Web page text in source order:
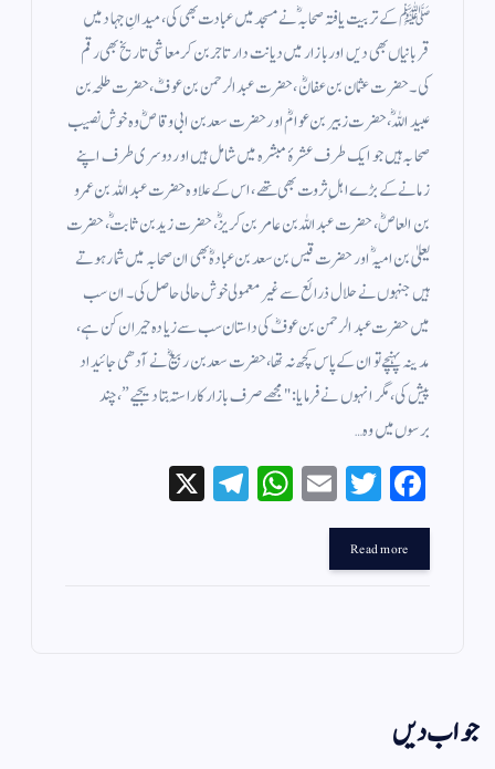
ﷺ کے تربیت یافتہ صحابہؓ نے مسجد میں عبادت بھی کی، میدانِ جہاد میں
قربانیاں بھی دیں اور بازار میں دیانت دار تاجر بن کر معاشی تاریخ بھی رقم
کی۔ حضرت عثمان بن عفانؓ، حضرت عبدالرحمن بن عوفؓ، حضرت طلحہ بن
عبیداللہؓ، حضرت زبیر بن عوامؓ اور حضرت سعد بن ابی وقاصؓ وہ خوش نصیب
صحابہ ہیں جو ایک طرف عشرۂ مبشرہ میں شامل ہیں اور دوسری طرف اپنے
زمانے کے بڑے اہلِ ثروت بھی تھے، اس کے علاوہ حضرت عبداللہ بن عمرو
بن العاصؓ، حضرت عبداللہ بن عامر بن کریزؓ، حضرت زید بن ثابتؓ، حضرت
یعلیٰ بن امیہؓ اور حضرت قیس بن سعد بن عبادہؓ بھی ان صحابہ میں شمار ہوتے
ہیں جنہوں نے حلال ذرائع سے غیر معمولی خوش حالی حاصل کی۔ ان سب
میں حضرت عبدالرحمن بن عوفؓ کی داستان سب سے زیادہ حیران کن ہے،
مدینہ پہنچے تو ان کے پاس کچھ نہ تھا، حضرت سعد بن ربیعؓ نے آدھی جائیداد
پیش کی، مگر انہوں نے فرمایا: "مجھے صرف بازار کا راستہ بتا دیجیے”، چند
برسوں میں وہ…
Fa
ce
bo
ok
T
wi
r
E
m
W
ha
Te
le
Read more
جواب دیں